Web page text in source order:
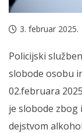
3. februar 2025.
Policijski
slobode osobu
02.februara
je slobode zbog
dejstvom